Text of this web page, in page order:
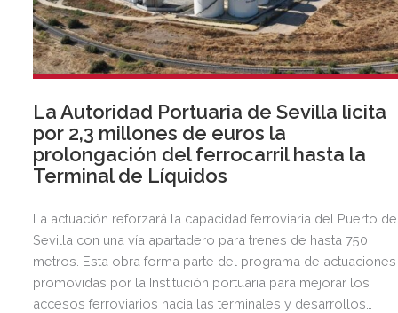
La Autoridad Portuaria de Sevilla licita
por 2,3 millones de euros la
prolongación del ferrocarril hasta la
Terminal de Líquidos
La actuación reforzará la capacidad ferroviaria del Puerto de
Sevilla con una vía apartadero para trenes de hasta 750
metros. Esta obra forma parte del programa de actuaciones
promovidas por la Institución portuaria para mejorar los
accesos ferroviarios hacia las terminales y desarrollos